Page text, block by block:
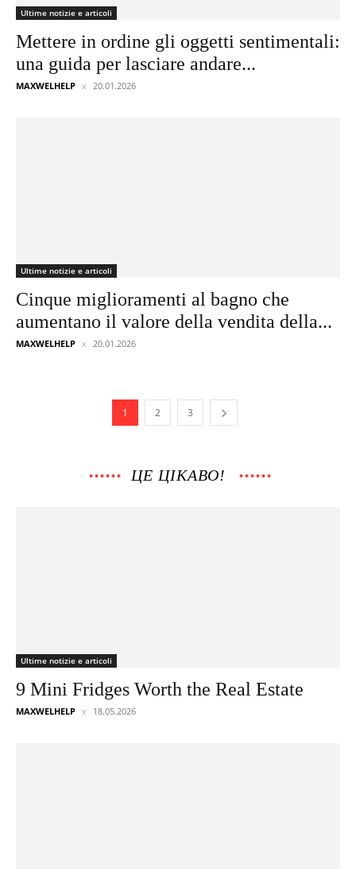
Ultime notizie e articoli
Mettere in ordine gli oggetti sentimentali:
una guida per lasciare andare...
MAXWELHELP 20.01.2026
Ultime notizie e articoli
Cinque miglioramenti al bagno che
aumentano il valore della vendita della...
MAXWELHELP 20.01.2026
1 2 3
ЦЕ ЦІКАВО!
Ultime notizie e articoli
9 Mini Fridges Worth the Real Estate
MAXWELHELP 18.05.2026